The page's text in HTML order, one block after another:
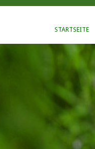
STARTSEITE